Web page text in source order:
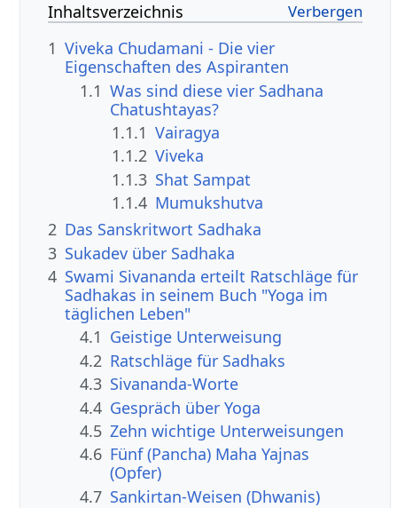
Inhaltsverzeichnis
1 Viveka Chudamani - Die vier
Eigenschaften des Aspiranten
1.1 Was sind diese vier Sadhana
Chatushtayas?
1.1.1 Vairagya
1.1.2 Viveka
1.1.3 Shat Sampat
1.1.4 Mumukshutva
2 Das Sanskritwort Sadhaka
3 Sukadev über Sadhaka
4 Swami Sivananda erteilt Ratschläge für
Sadhakas in seinem Buch "Yoga im
täglichen Leben"
4.1 Geistige Unterweisung
4.2 Ratschläge für Sadhaks
4.3 Sivananda-Worte
4.4 Gespräch über Yoga
4.5 Zehn wichtige Unterweisungen
4.6 Fünf (Pancha) Maha Yajnas
(Opfer)
4.7 Sankirtan-Weisen (Dhwanis)